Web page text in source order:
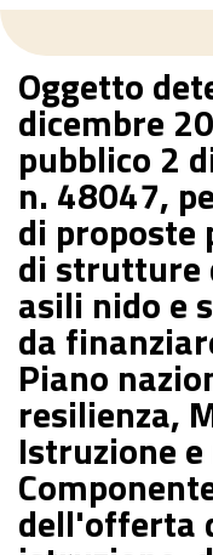
Oggetto
dicembre
pubblico 2
n. 48047,
di proposte
di strutture
asili nido e
da
Piano
resilienza,
Istruzione
dell'offerta